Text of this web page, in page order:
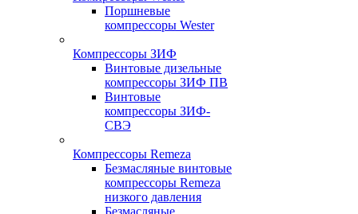
Поршневые
компрессоры Wester
Компрессоры ЗИФ
Винтовые дизельные
компрессоры ЗИФ ПВ
Винтовые
компрессоры ЗИФ-
СВЭ
Компрессоры Remeza
Безмасляные винтовые
компрессоры Remeza
низкого давления
Безмасляные